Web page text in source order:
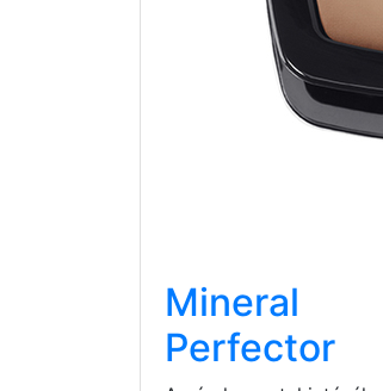
Mineral
Perfector